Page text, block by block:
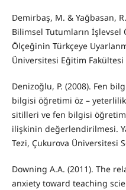
Demirbaş, M. & Yağbasan,
Bilimsel Tutumların
Ölçeğinin Türkçeye
Üniversitesi Eğitim Fakültesi
Denizoğlu, P. (2008). Fen
bilgisi öğretimi öz –
sitilleri ve fen bilgisi
ilişkinin değerlendirilmesi.
Tezi, Çukurova Üniversitesi
Downing A.A. (2011). The
anxiety toward teaching